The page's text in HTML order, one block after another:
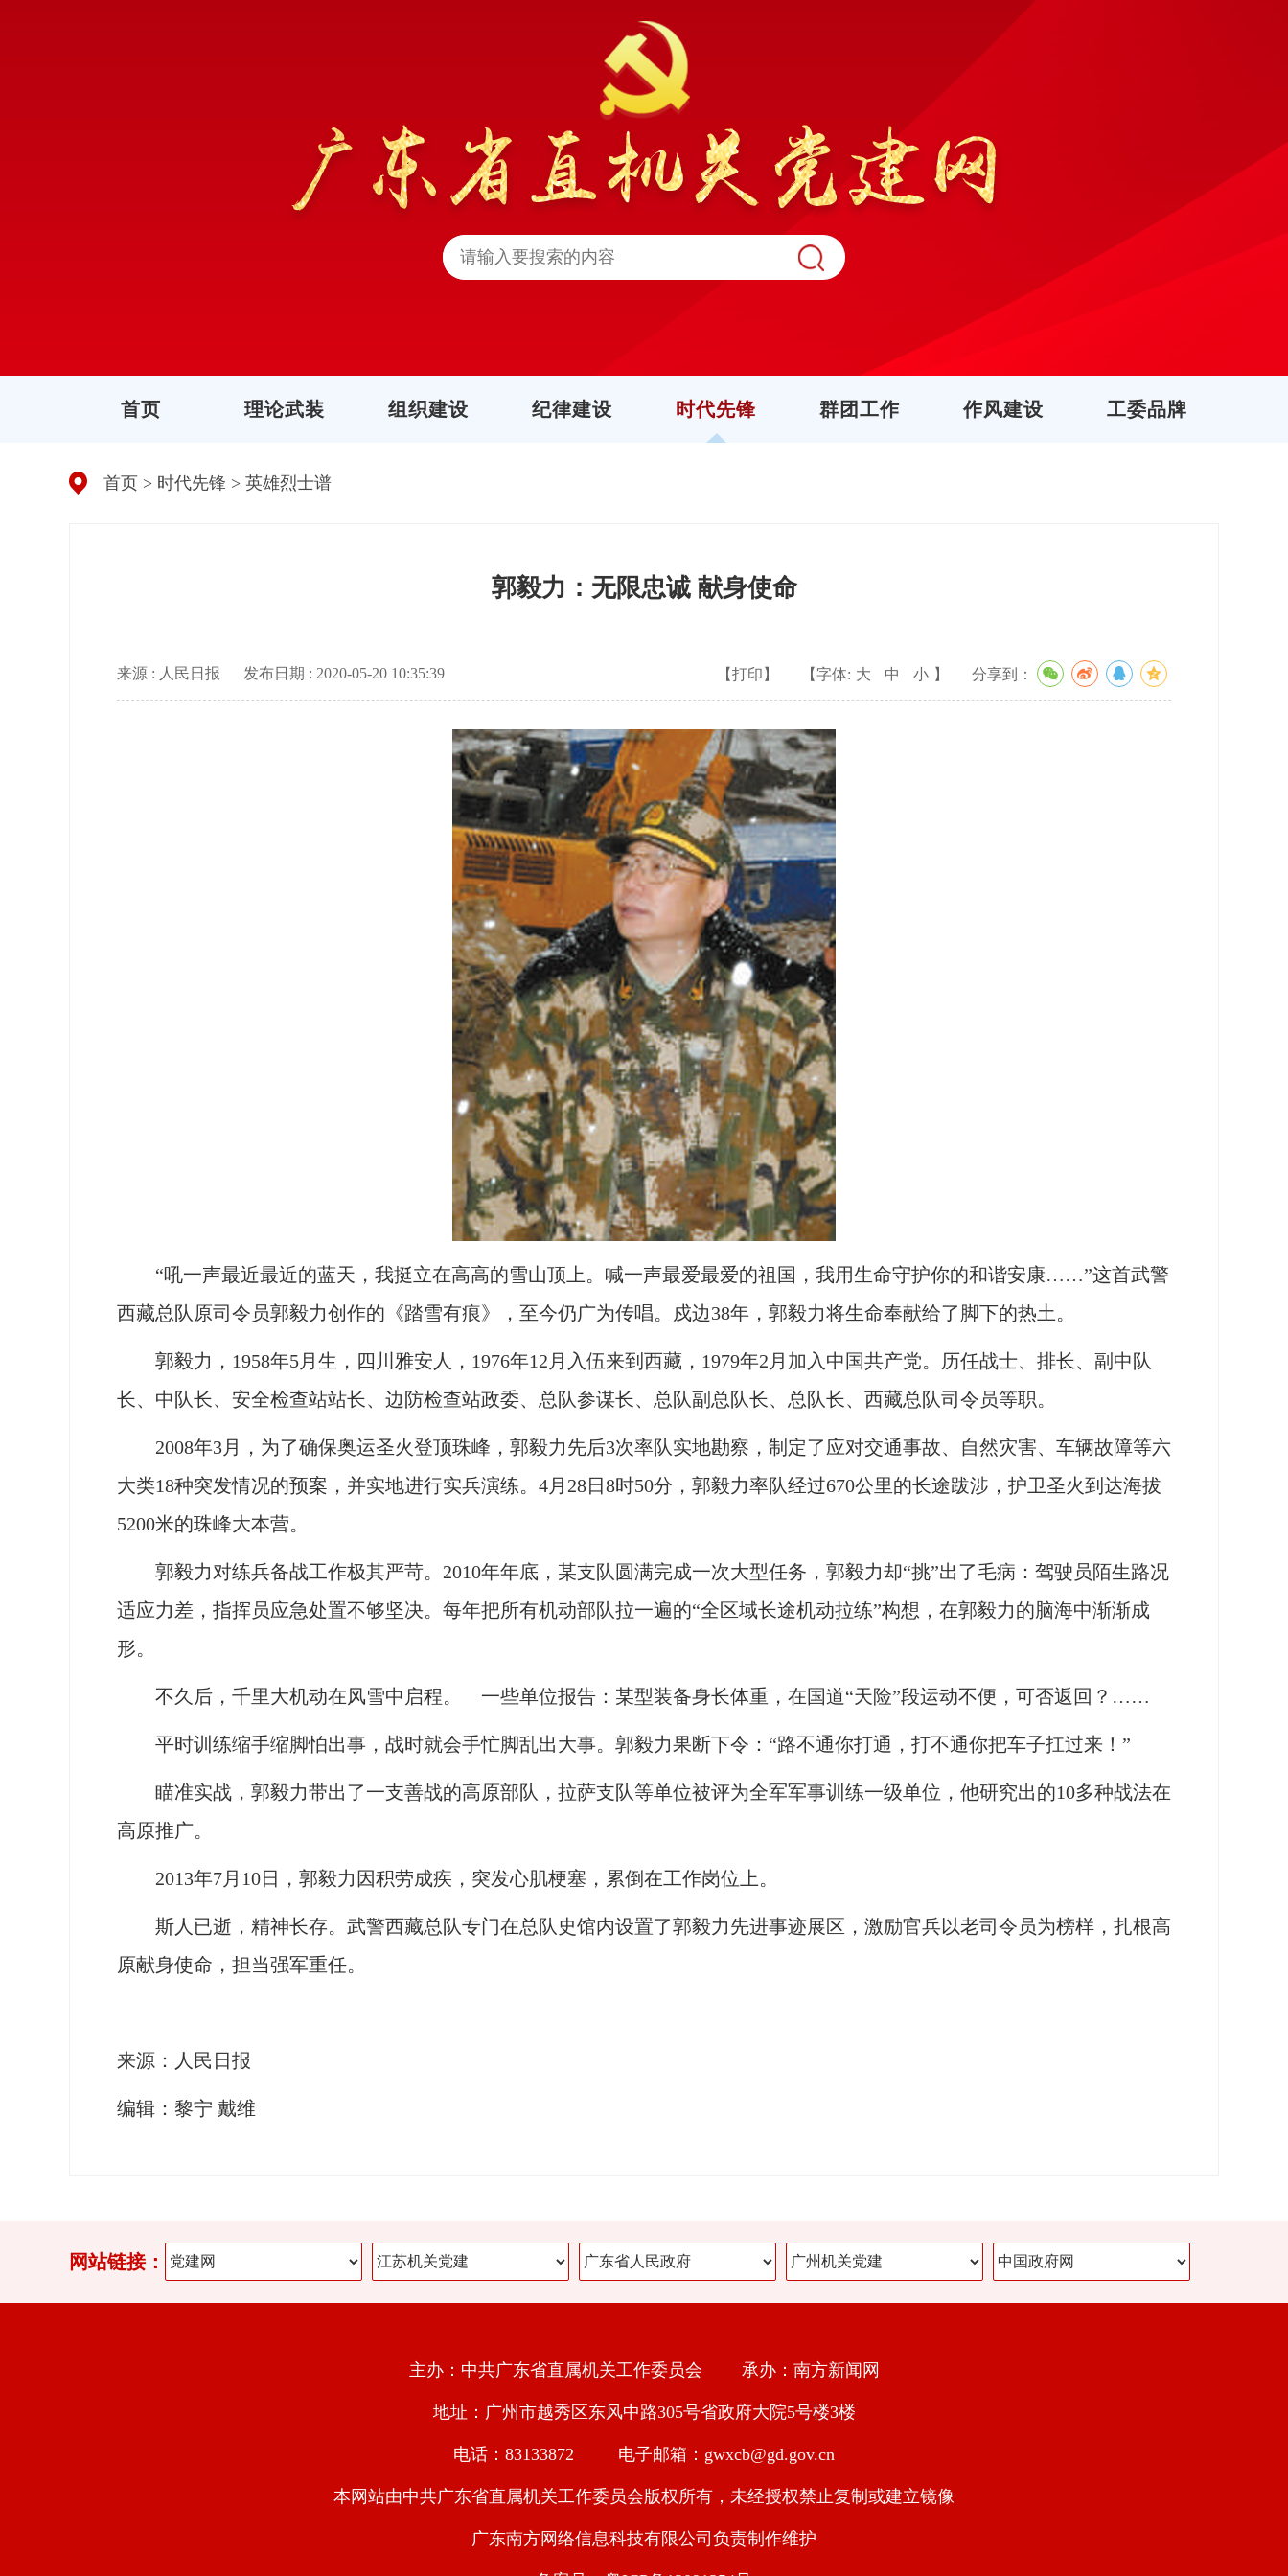
首页 理论武装 组织建设 纪律建设 时代先锋 群团工作 作风建设 工委品牌
首页 > 时代先锋 > 英雄烈士谱
郭毅力：无限忠诚 献身使命
来源 : 人民日报 发布日期 : 2020-05-20 10:35:39 【打印】 【字体: 大 中 小 】 分享到：
“吼一声最近最近的蓝天，我挺立在高高的雪山顶上。喊一声最爱最爱的祖国，我用生命守护你的和谐安康……”这首武警
西藏总队原司令员郭毅力创作的《踏雪有痕》，至今仍广为传唱。戍边38年，郭毅力将生命奉献给了脚下的热土。
郭毅力，1958年5月生，四川雅安人，1976年12月入伍来到西藏，1979年2月加入中国共产党。历任战士、排长、副中队
长、中队长、安全检查站站长、边防检查站政委、总队参谋长、总队副总队长、总队长、西藏总队司令员等职。
2008年3月，为了确保奥运圣火登顶珠峰，郭毅力先后3次率队实地勘察，制定了应对交通事故、自然灾害、车辆故障等六
大类18种突发情况的预案，并实地进行实兵演练。4月28日8时50分，郭毅力率队经过670公里的长途跋涉，护卫圣火到达海拔
5200米的珠峰大本营。
郭毅力对练兵备战工作极其严苛。2010年年底，某支队圆满完成一次大型任务，郭毅力却“挑”出了毛病：驾驶员陌生路况
适应力差，指挥员应急处置不够坚决。每年把所有机动部队拉一遍的“全区域长途机动拉练”构想，在郭毅力的脑海中渐渐成
形。
不久后，千里大机动在风雪中启程。 一些单位报告：某型装备身长体重，在国道“天险”段运动不便，可否返回？……
平时训练缩手缩脚怕出事，战时就会手忙脚乱出大事。郭毅力果断下令：“路不通你打通，打不通你把车子扛过来！”
瞄准实战，郭毅力带出了一支善战的高原部队，拉萨支队等单位被评为全军军事训练一级单位，他研究出的10多种战法在
高原推广。
2013年7月10日，郭毅力因积劳成疾，突发心肌梗塞，累倒在工作岗位上。
斯人已逝，精神长存。武警西藏总队专门在总队史馆内设置了郭毅力先进事迹展区，激励官兵以老司令员为榜样，扎根高
原献身使命，担当强军重任。
来源：人民日报
编辑：黎宁 戴维
网站链接：
主办：中共广东省直属机关工作委员会 承办：南方新闻网
地址：广州市越秀区东风中路305号省政府大院5号楼3楼
电话：83133872 电子邮箱：gwxcb@gd.gov.cn
本网站由中共广东省直属机关工作委员会版权所有，未经授权禁止复制或建立镜像
广东南方网络信息科技有限公司负责制作维护